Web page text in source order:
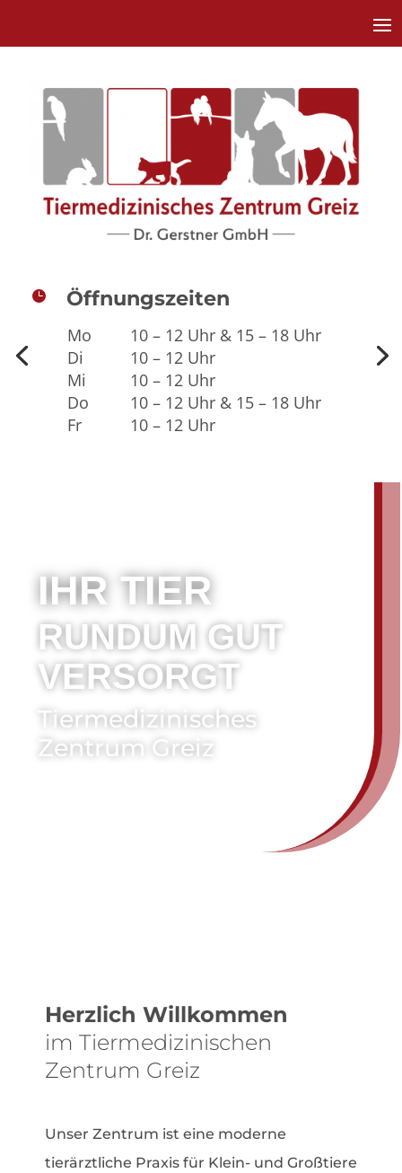
 Öffnungszeiten
Mo
10 – 12 Uhr & 15 – 18 Uhr
Di
10 – 12 Uhr
Mi
10 – 12 Uhr
Do
10 – 12 Uhr & 15 – 18 Uhr
Fr
10 – 12 Uhr
IHR TIER
RUNDUM GUT
VERSORGT
Tiermedizinisches
Zentrum Greiz
Herzlich Willkommen
im Tiermedizinischen
Zentrum Greiz
Unser Zentrum ist eine moderne
tierärztliche Praxis für Klein- und Großtiere